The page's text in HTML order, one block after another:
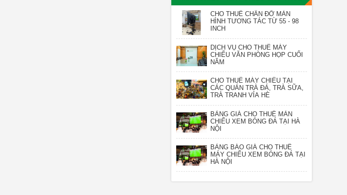
CHO THUÊ CHÂN ĐỠ MÀN
HÌNH TƯƠNG TÁC TỪ 55 - 98
INCH
DỊCH VỤ CHO THUÊ MÁY
CHIẾU VĂN PHÒNG HỌP CUỐI
NĂM
CHO THUÊ MÁY CHIẾU TẠI
CÁC QUÁN TRÀ ĐÁ, TRÀ SỮA,
TRÀ TRANH VỈA HÈ
BẢNG GIÁ CHO THUÊ MÀN
CHIẾU XEM BÓNG ĐÁ TẠI HÀ
NỘI
BẢNG BÁO GIÁ CHO THUÊ
MÁY CHIẾU XEM BÓNG ĐÁ TẠI
HÀ NỘI